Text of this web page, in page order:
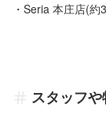
・Seria 本庄店(約
スタッフ